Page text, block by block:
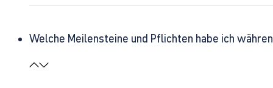
Welche Meilensteine und Pflichten habe ich